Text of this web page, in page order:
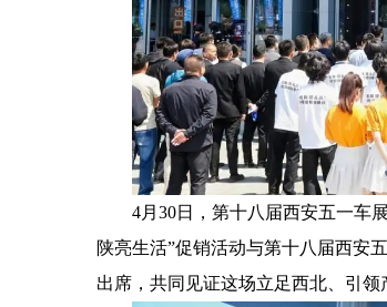
4月30日，第十八届西安五一车
陕亮生活”促销活动与第十八届西安
出席，共同见证这场立足西北、引领